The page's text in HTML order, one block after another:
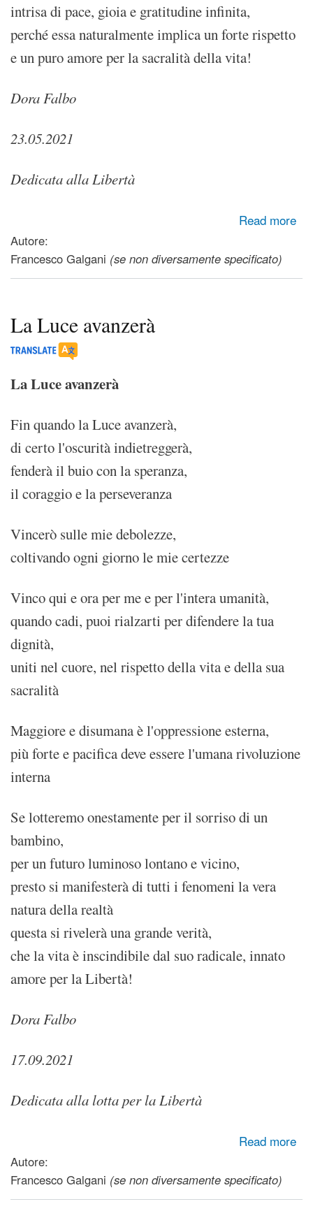
intrisa di pace, gioia e gratitudine infinita,
perché essa naturalmente implica un forte rispetto
e un puro amore per la sacralità della vita!
Dora Falbo
23.05.2021
Dedicata alla Libertà
Read more
Autore:
Francesco Galgani (se non diversamente specificato)
La Luce avanzerà
La Luce avanzerà
Fin quando la Luce avanzerà,
di certo l'oscurità indietreggerà,
fenderà il buio con la speranza,
il coraggio e la perseveranza
Vincerò sulle mie debolezze,
coltivando ogni giorno le mie certezze
Vinco qui e ora per me e per l'intera umanità,
quando cadi, puoi rialzarti per difendere la tua
dignità,
uniti nel cuore, nel rispetto della vita e della sua
sacralità
Maggiore e disumana è l'oppressione esterna,
più forte e pacifica deve essere l'umana rivoluzione
interna
Se lotteremo onestamente per il sorriso di un
bambino,
per un futuro luminoso lontano e vicino,
presto si manifesterà di tutti i fenomeni la vera
natura della realtà
questa si rivelerà una grande verità,
che la vita è inscindibile dal suo radicale, innato
amore per la Libertà!
Dora Falbo
17.09.2021
Dedicata alla lotta per la Libertà
Read more
Autore:
Francesco Galgani (se non diversamente specificato)